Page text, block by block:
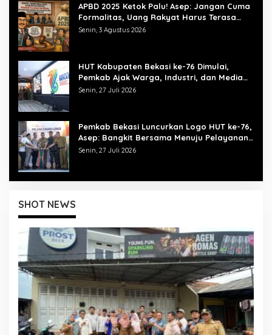
APBD 2025 Ketok Palu! Asep: Jangan Cuma
Formalitas, Uang Rakyat Harus Terasa
Manfaatnya
Senin, 3 Agustus 2026
HUT Kabupaten Bekasi ke-76 Dimulai,
Pemkab Ajak Warga, Industri, dan Media
Kibarkan Semangat “Bangkit Bersama”
Senin, 27 Juli 2026
Pemkab Bekasi Luncurkan Logo HUT ke-76,
Asep: Bangkit Bersama Menuju Pelayanan
yang Lebih Baik
Senin, 27 Juli 2026
SHOT NEWS